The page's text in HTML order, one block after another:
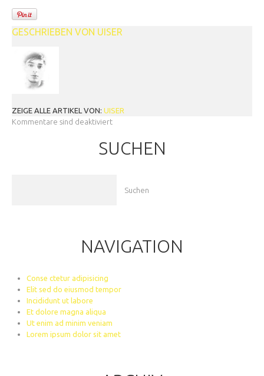
GESCHRIEBEN VON UISER
ZEIGE ALLE ARTIKEL VON: UISER
Kommentare sind deaktiviert
SUCHEN
NAVIGATION
Conse ctetur adipisicing
Elit sed do eiusmod tempor
Incididunt ut labore
Et dolore magna aliqua
Ut enim ad minim veniam
Lorem ipsum dolor sit amet